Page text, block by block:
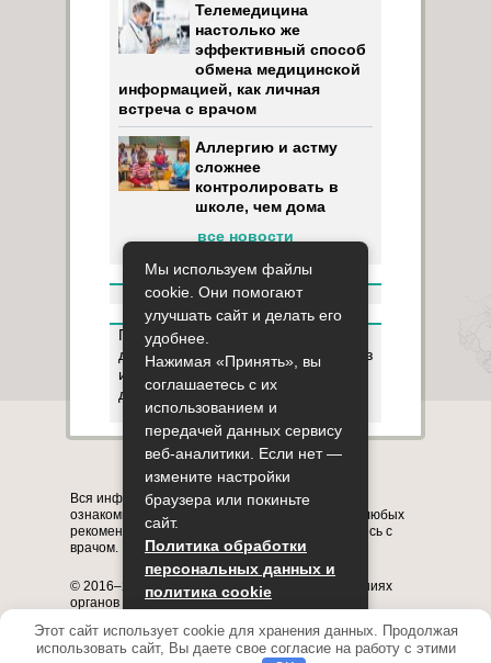
Телемедицина
настолько же
эффективный способ
обмена медицинской
информацией, как личная
встреча с врачом
Аллергию и астму
сложнее
контролировать в
школе, чем дома
все новости
Пользуясь данным ресурсом вы
даёте разрешение на сбор, анализ
и хранение своих персональных
данных согласно Правилам
Карта сайта О сайте Контакты
Вся информация на сайте представлена в
ознакомительных целях. Перед применением любых
рекомендаций обязательно проконсультируйтесь с
врачом.
© 2016–2026, медицинский портал о заболеваниях
органов системы дыхания astmania.ru
сайта без указания активной ссылки на него
запрещено.
Мы используем файлы
cookie. Они помогают
улучшать сайт и делать его
удобнее.
Нажимая «Принять», вы
соглашаетесь с их
использованием и
передачей данных сервису
веб-аналитики. Если нет —
измените настройки
браузера или покиньте
сайт.
Политика обработки
персональных данных и
политика cookie
Принять
Этот сайт использует cookie для хранения данных. Продолжая
использовать сайт, Вы даете свое согласие на работу с этими